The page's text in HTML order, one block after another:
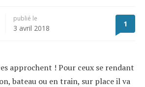
publié le
3 avril 2018 1
approchent ! Pour ceux se rendant
bateau ou en train, sur place il va